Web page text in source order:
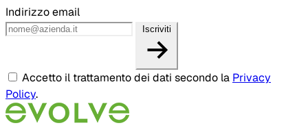
Indirizzo email
Iscriviti
Accetto il trattamento dei dati secondo la Privacy
Policy.